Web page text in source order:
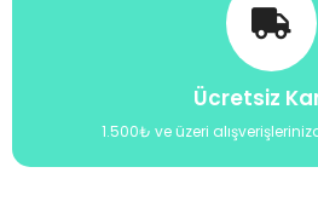
Ücretsiz
1.500₺ ve üzeri